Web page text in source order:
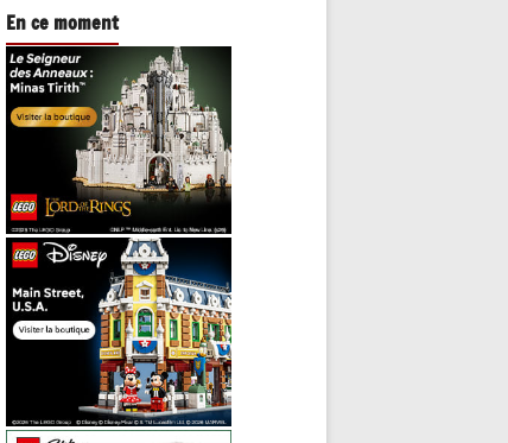
En ce moment